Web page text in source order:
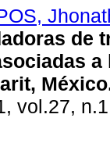
de
a
México
vol.27,